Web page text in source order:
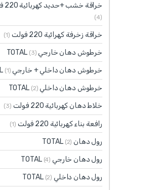
خراقة خشب +حديد كهربائية 220 فولت
(4)
خراقة زخرفة كهرائية 220 فولت (1)
خرطوش دهان خارجي TOTAL (3)
خرطوش دهان داخلي + خارجي TOTAL (1)
خرطوش دهان داخلي TOTAL (2)
خلاط دهان كهربائية 220 فولت (3)
رافعة بناء كهربائية 220 فولت (1)
رول دهان TOTAL (2)
رول دهان خارجي TOTAL (4)
رول دهان داخلي TOTAL (2)